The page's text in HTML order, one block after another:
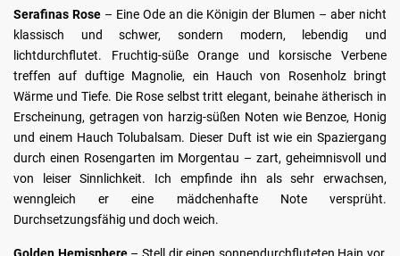
Serafinas Rose – Eine Ode an die Königin der Blumen – aber nicht
klassisch und schwer, sondern modern, lebendig und
lichtdurchflutet. Fruchtig-süße Orange und korsische Verbene
treffen auf duftige Magnolie, ein Hauch von Rosenholz bringt
Wärme und Tiefe. Die Rose selbst tritt elegant, beinahe ätherisch in
Erscheinung, getragen von harzig-süßen Noten wie Benzoe, Honig
und einem Hauch Tolubalsam. Dieser Duft ist wie ein Spaziergang
durch einen Rosengarten im Morgentau – zart, geheimnisvoll und
von leiser Sinnlichkeit. Ich empfinde ihn als sehr erwachsen,
wenngleich er eine mädchenhafte Note versprüht.
Durchsetzungsfähig und doch weich.